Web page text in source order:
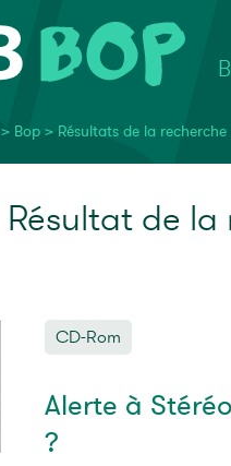
> Bop> Résultats de la recherche
Résultat de la
CD-Rom
Alerte à
?